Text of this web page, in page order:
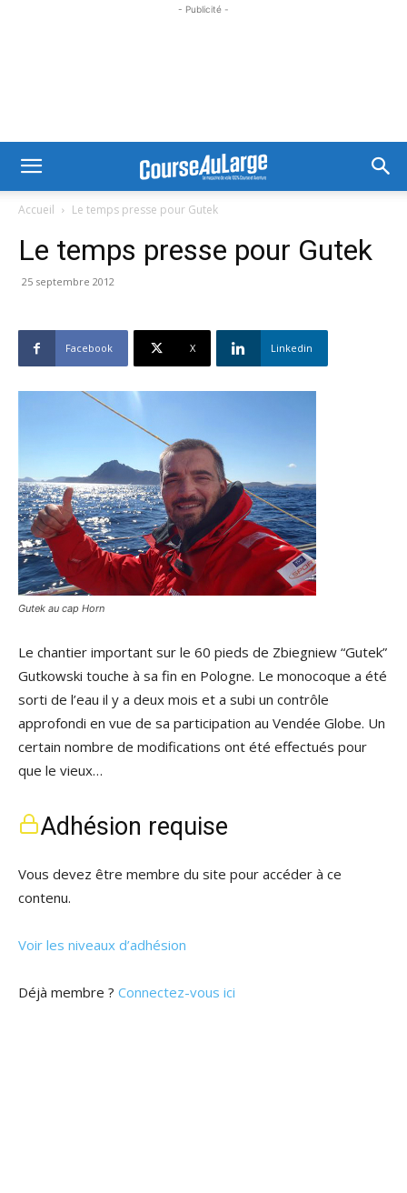
- Publicité -
Accueil Le temps presse pour Gutek
Le temps presse pour Gutek
25 septembre 2012
Facebook X Linkedin
Gutek au cap Horn
Le chantier important sur le 60 pieds de Zbiegniew “Gutek”
Gutkowski touche à sa fin en Pologne. Le monocoque a été
sorti de l’eau il y a deux mois et a subi un contrôle
approfondi en vue de sa participation au Vendée Globe. Un
certain nombre de modifications ont été effectués pour
que le vieux…
Adhésion requise
Vous devez être membre du site pour accéder à ce
contenu.
Voir les niveaux d’adhésion
Déjà membre ? Connectez-vous ici